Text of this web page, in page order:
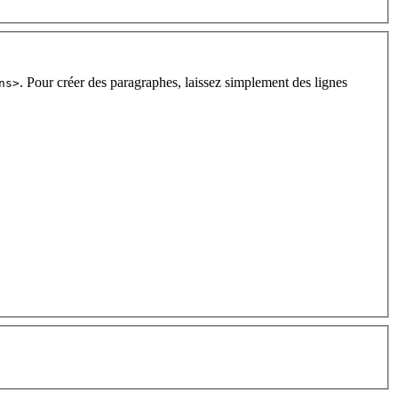
. Pour créer des paragraphes, laissez simplement des lignes